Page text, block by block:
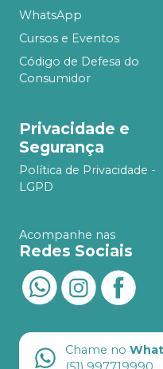
WhatsApp
Cursos e Eventos
Código de Defesa do
Consumidor
Privacidade e
Segurança
Política de Privacidade -
LGPD
Acompanhe nas
Redes Sociais
Chame no